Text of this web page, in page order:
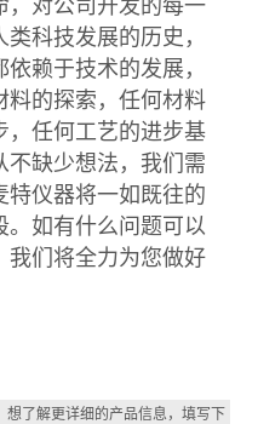
，对公司开发的每一
科技发展的历史，
赖于技术的发展，
料的探索，任何材料
，任何工艺的进步基
不缺少想法，我们需
特仪器将一如既往的
。如有什么问题可以
我们将全力为您做好
想了解更详细的产品信息，填写下